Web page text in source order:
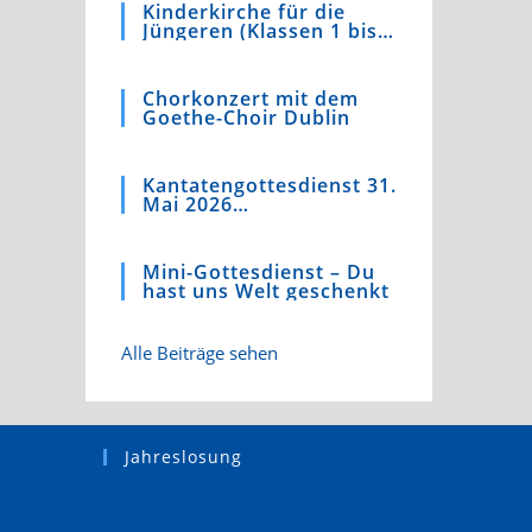
Kinderkirche für die
Jüngeren (Klassen 1 bis
Chorkonzert mit dem
Goethe-Choir Dublin
Kantatengottesdienst 31.
Mai 2026
Mini-Gottesdienst – Du
hast uns Welt geschenkt
Alle Beiträge sehen
Jahreslosung